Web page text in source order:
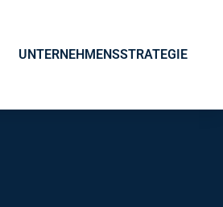
UNTERNEHMENSSTRATEGIE